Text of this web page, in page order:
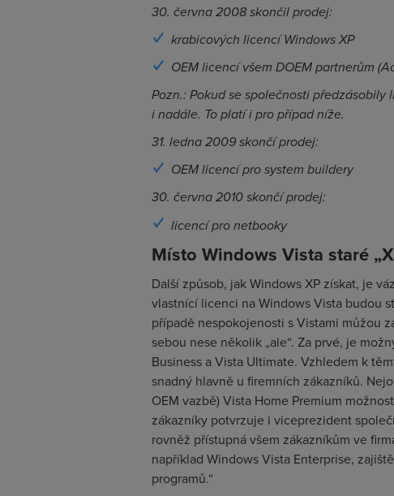
30. června 2008 skončil prodej:
krabicových licencí Windows XP
OEM licencí všem DOEM partnerům
Pozn.: Pokud se společnosti
i nadále. To platí i pro případ níže.
31. ledna 2009 skončí prodej:
OEM licencí pro system buildery
30. června 2010 skončí prodej:
licencí pro netbooky
Místo Windows Vista staré
Další způsob, jak Windows XP získat, je
vlastnící licenci na Windows Vista budou
případě nespokojenosti s Vistami můžou
sebou nese několik „ale“. Za prvé, je
Business a Vista Ultimate. Vzhledem k
snadný hlavně u firemních zákazníků.
OEM vazbě) Vista Home Premium
zákazníky potvrzuje i viceprezident
rovněž přístupná všem zákazníkům ve
například Windows Vista Enterprise,
programů.“